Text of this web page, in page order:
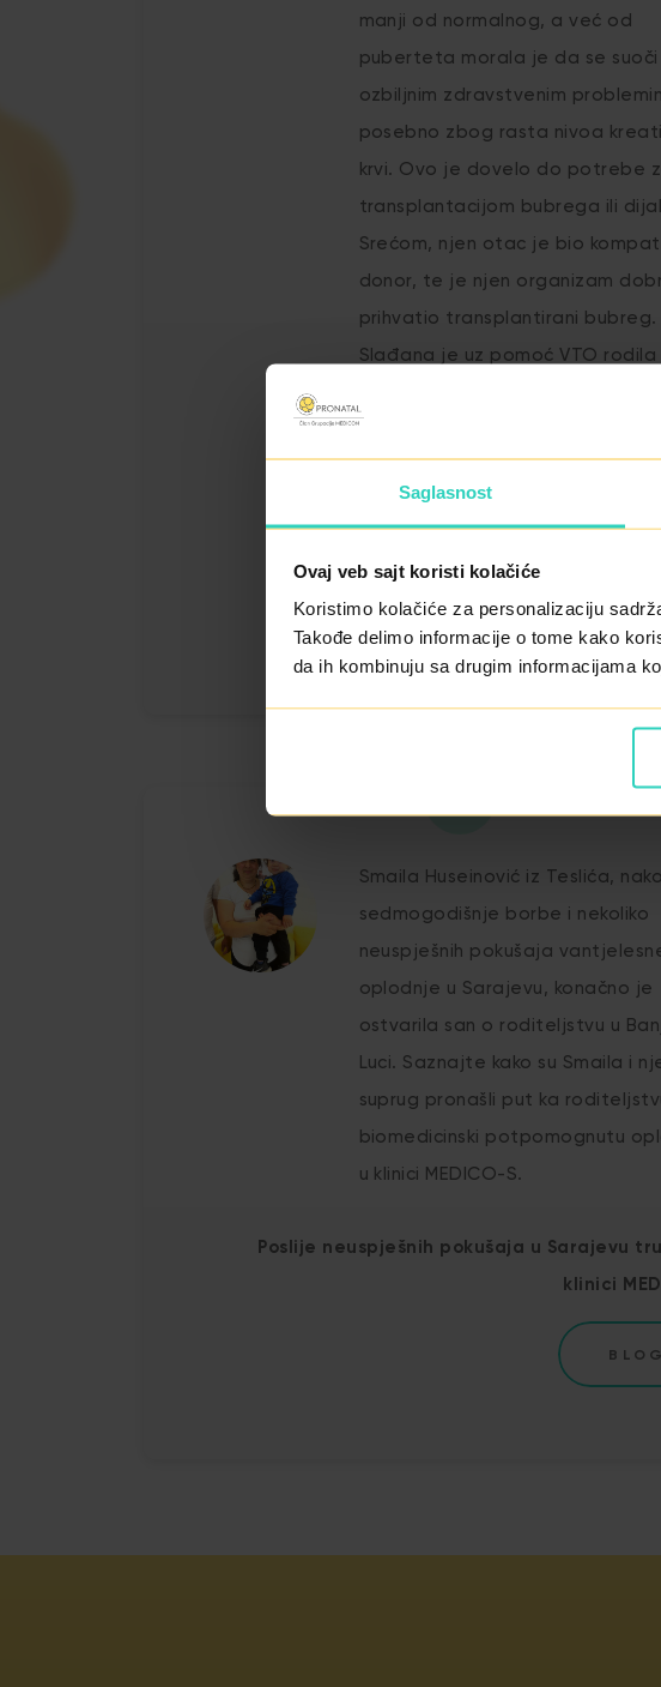
Saglasnost
Ovaj veb sajt koristi kolačiće
Koristimo kolačiće za personalizaciju
Takođe delimo informacije o tome kako
da ih kombinuju sa drugim informacijama
manji od normalnog, a već od
puberteta morala je da se suoči
ozbiljnim zdravstvenim
posebno zbog rasta nivoa
krvi. Ovo je dovelo do potrebe
transplantacijom bubrega ili
Srećom, njen otac je bio
donor, te je njen organizam
prihvatio transplantirani bubreg.
Slađana je uz pomoć VTO
obavezno pročitajte zanimljivu
koju je podijelila sa nama!
Smaila Huseinović iz Teslića,
sedmogodišnje borbe i nekoliko
neuspješnih pokušaja
oplodnje u Sarajevu, konačno je
ostvarila san o roditeljstvu u
Luci. Saznajte kako su Smaila i
suprug pronašli put ka
biomedicinski potpomognutu
u klinici MEDICO-S.
Poslije neuspješnih pokušaja u Sarajevu
klinici
BLOG